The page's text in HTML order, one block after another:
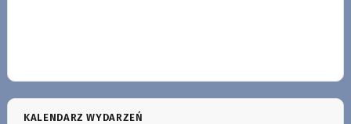
KALENDARZ WYDARZEŃ